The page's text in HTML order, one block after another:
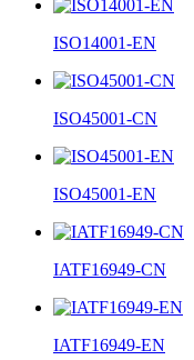
ISO14001-EN
ISO45001-CN
ISO45001-EN
IATF16949-CN
IATF16949-EN